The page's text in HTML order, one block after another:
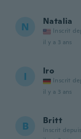
N Natalia
Inscrit
il y a 3 ans
I Iro
Inscrit
il y a 3 ans
B Britt
Inscrit